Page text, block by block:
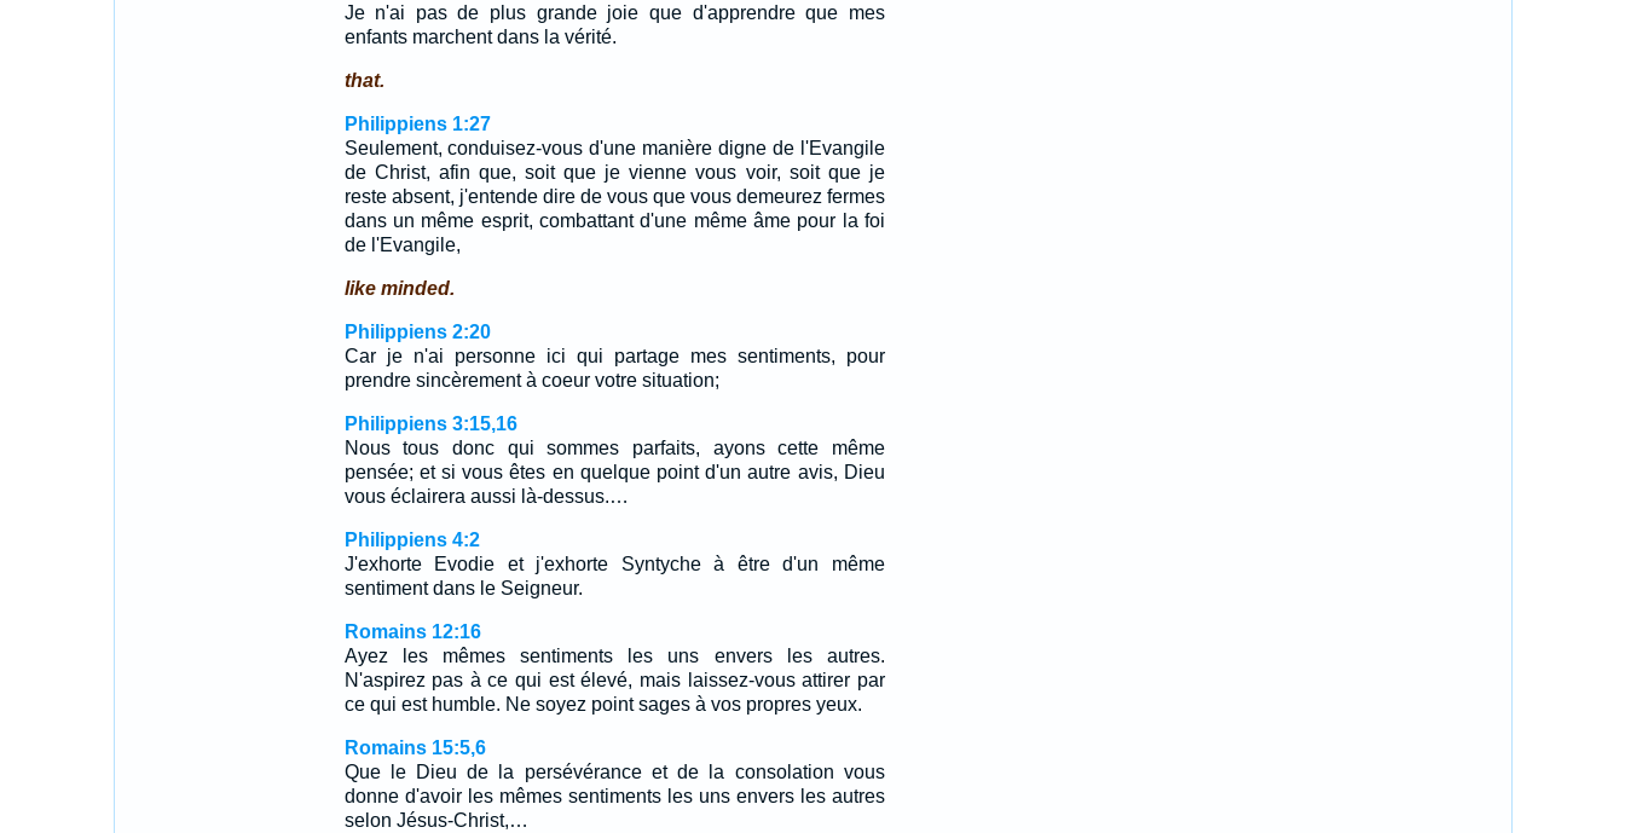
Je n'ai pas de plus grande joie que d'apprendre que mes
enfants marchent dans la vérité.
that.
Philippiens 1:27
Seulement, conduisez-vous d'une manière digne de l'Evangile
de Christ, afin que, soit que je vienne vous voir, soit que je
reste absent, j'entende dire de vous que vous demeurez fermes
dans un même esprit, combattant d'une même âme pour la foi
de l'Evangile,
like minded.
Philippiens 2:20
Car je n'ai personne ici qui partage mes sentiments, pour
prendre sincèrement à coeur votre situation;
Philippiens 3:15,16
Nous tous donc qui sommes parfaits, ayons cette même
pensée; et si vous êtes en quelque point d'un autre avis, Dieu
vous éclairera aussi là-dessus.…
Philippiens 4:2
J'exhorte Evodie et j'exhorte Syntyche à être d'un même
sentiment dans le Seigneur.
Romains 12:16
Ayez les mêmes sentiments les uns envers les autres.
N'aspirez pas à ce qui est élevé, mais laissez-vous attirer par
ce qui est humble. Ne soyez point sages à vos propres yeux.
Romains 15:5,6
Que le Dieu de la persévérance et de la consolation vous
donne d'avoir les mêmes sentiments les uns envers les autres
selon Jésus-Christ,…